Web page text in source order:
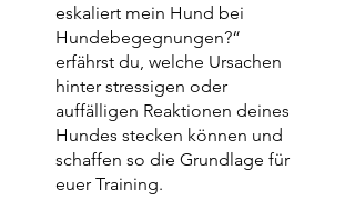
eskaliert mein Hund bei
Hundebegegnungen?“
erfährst du, welche Ursachen
hinter stressigen oder
auffälligen Reaktionen deines
Hundes stecken können und
schaffen so die Grundlage für
euer Training.